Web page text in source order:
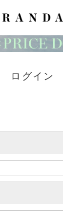
ログイン